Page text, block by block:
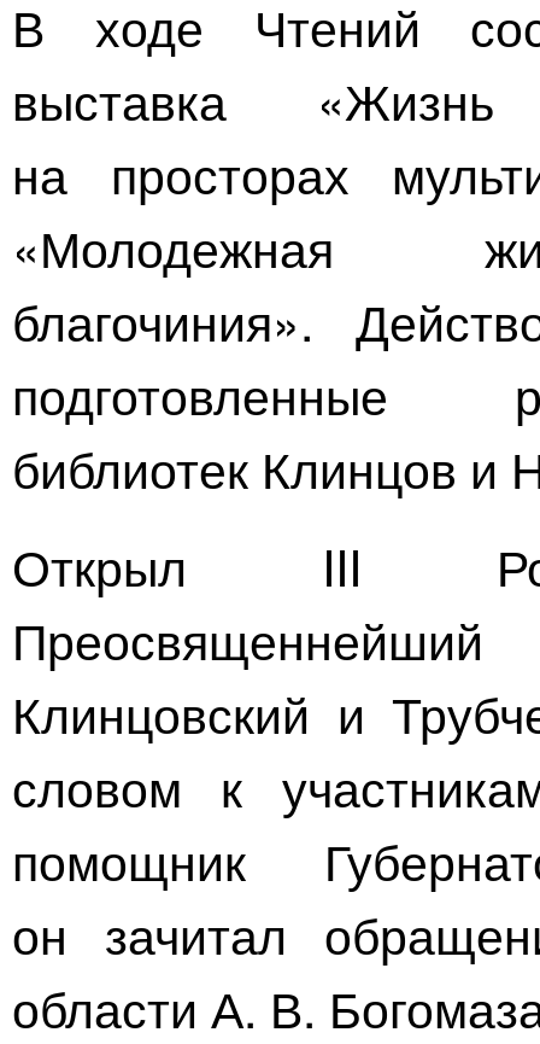
В ходе Чтений
выставка «Жизнь
на просторах
«Молодежная
благочиния».
подготовленные
библиотек Клинцов и
Открыл III
Клинцовский и
словом к
помощник
он зачитал
области А. В.